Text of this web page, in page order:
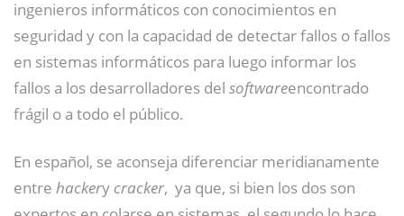
ingenieros informáticos con conocimientos en
seguridad y con la capacidad de detectar fallos o fallos
en sistemas informáticos para luego informar los
fallos a los desarrolladores del softwareencontrado
frágil o a todo el público.
En español, se aconseja diferenciar meridianamente
entre hackery cracker, ​ ya que, si bien los dos son